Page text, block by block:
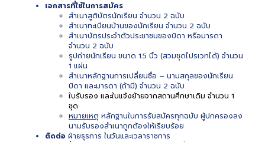
เอกสารที่ใช้ในการสมัคร
สำเนาสูติบัตรนักเรียน จำนวน 2 ฉบับ
สำเนาทะเบียนบ้านของนักเรียน จำนวน 2 ฉบับ
สำเนาบัตรประจำตัวประชาชนของบิดา หรือมารดา
จำนวน 2 ฉบับ
รูปถ่ายนักเรียน ขนาด 1.5 นิ้ว (สวมชุดไปรเวทได้) จำนวน
1 แผ่น
สำเนาหลักฐานการเปลี่ยนชื่อ – นามสกุลของนักเรียน
บิดา และมารดา (ถ้ามี) จำนวน 2 ฉบับ
ใบรับรอง และใบแจ้งย้ายจากสถานศึกษาเดิม จำนวน 1
ชุด
หมายเหตุ หลักฐานในการรับสมัครทุกฉบับ ผู้ปกครองลง
นามรับรองสำเนาถูกต้องให้เรียบร้อย
ติดต่อ ฝ่ายธุรการ ในวันและเวลาราชการ